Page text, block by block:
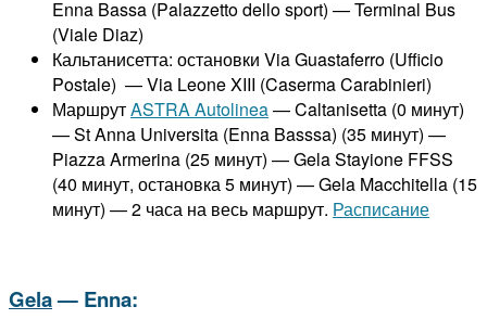
Enna Bassa (Palazzetto dello sport) — Terminal Bus
(Viale Diaz)
Кальтанисетта: остановки Via Guastaferro (Ufficio
Postale) — Via Leone XIII (Caserma Carabinieri)
МаршрутASTRA Autolinea— Caltanisetta (0 минут)
— St Anna Universita (Enna Basssa) (35 минут) —
Piazza Armerina (25 минут) — Gela Stayione FFSS
(40 минут, остановка 5 минут) — Gela Macchitella (15
минут) — 2 часа на весь маршрут. Расписание
Gela— Enna: